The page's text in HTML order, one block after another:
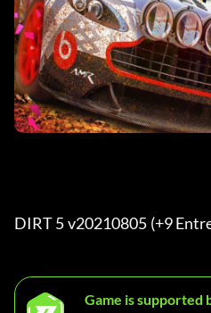
DIRT 5 v20210805 (+9
Game is supported